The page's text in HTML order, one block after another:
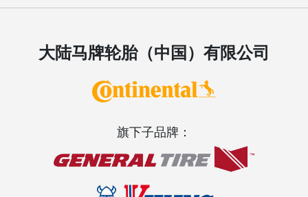
大陆马牌轮胎（中国）有限公司
旗下子品牌：